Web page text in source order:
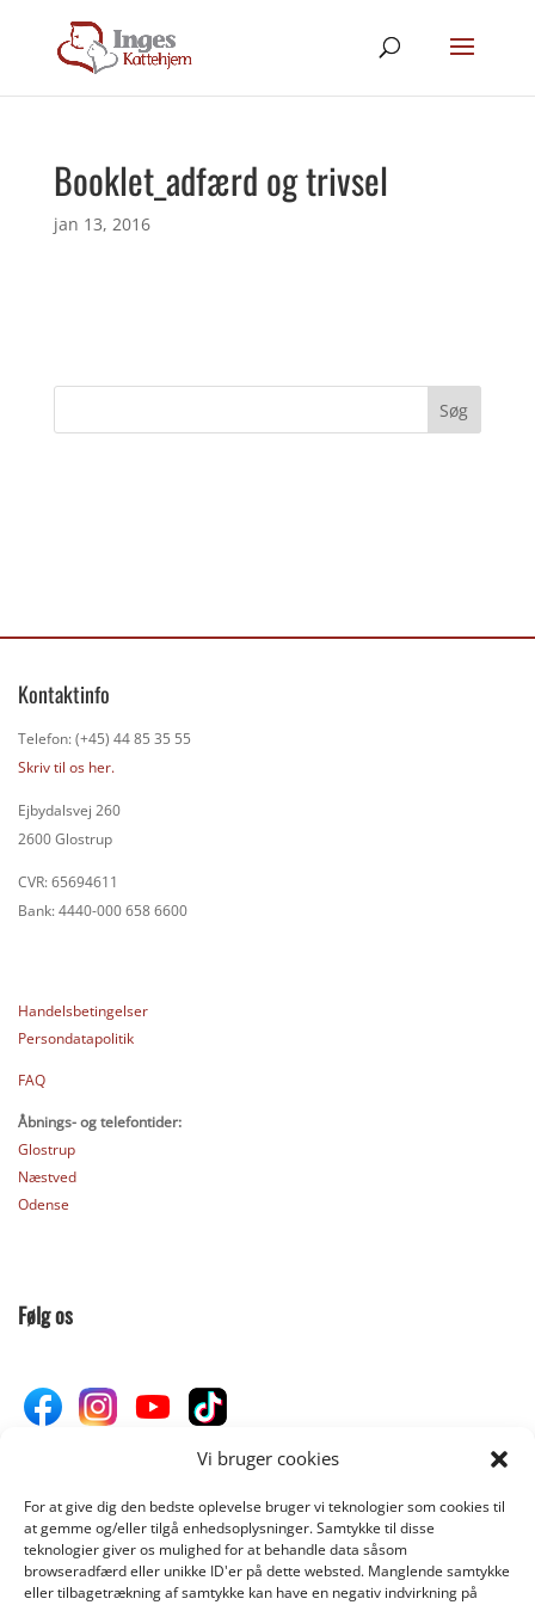
Vi bruger cookies
For at give dig den bedste oplevelse bruger vi teknologier som cookies til
at gemme og/eller tilgå enhedsoplysninger. Samtykke til disse
teknologier giver os mulighed for at behandle data såsom
browseradfærd eller unikke ID'er på dette websted. Manglende samtykke
eller tilbagetrækning af samtykke kan have en negativ indvirkning på
Booklet_adfærd og trivsel
jan 13, 2016
Kontaktinfo
Telefon: (+45) 44 85 35 55
Skriv til os her.
Ejbydalsvej 260
2600 Glostrup
CVR: 65694611
Bank: 4440-000 658 6600
Handelsbetingelser
Persondatapolitik
FAQ
Åbnings- og telefontider:
Glostrup
Næstved
Odense
Følg os
Donér til Inges Kattehjem